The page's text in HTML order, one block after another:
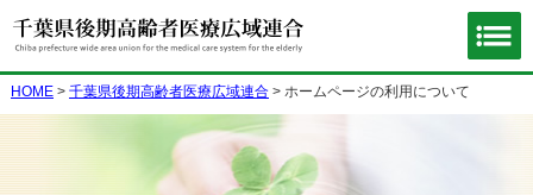
HOME > 千葉県後期高齢者医療広域連合 > ホームページの利用について